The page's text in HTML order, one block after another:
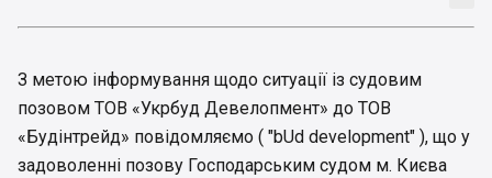
З метою інформування щодо ситуації із судовим
позовом ТОВ «Укрбуд Девелопмент» до ТОВ
«Будінтрейд» повідомляємо ( "bUd development" ), що у
задоволенні позову Господарським судом м. Києва